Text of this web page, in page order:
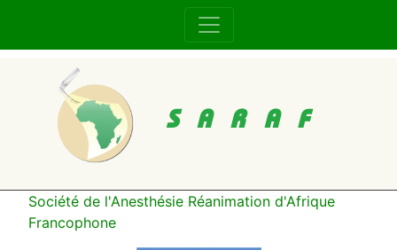
SARAF
Société de l'Anesthésie Réanimation d'Afrique
Francophone